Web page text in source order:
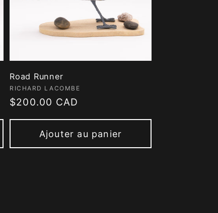
Road Runner
Fournisseur :
RICHARD LACOMBE
Prix
$200.00 CAD
Ajouter au panier